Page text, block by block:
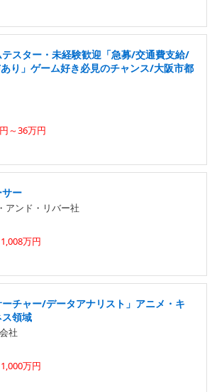
スター・未経験歓迎「急募/交通費支給/
り」ゲーム好き必見のチャンス/大阪市都
～36万円
ー
アンド・リバー社
万円
ーチャー/データアナリスト」アニメ・キ
領域
社
万円